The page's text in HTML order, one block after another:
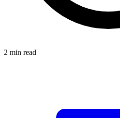
2 min read